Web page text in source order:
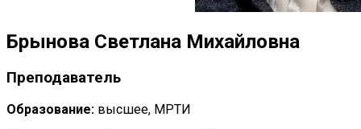
Брынова Светлана Михайловна
Преподаватель
Образование: высшее, МРТИ